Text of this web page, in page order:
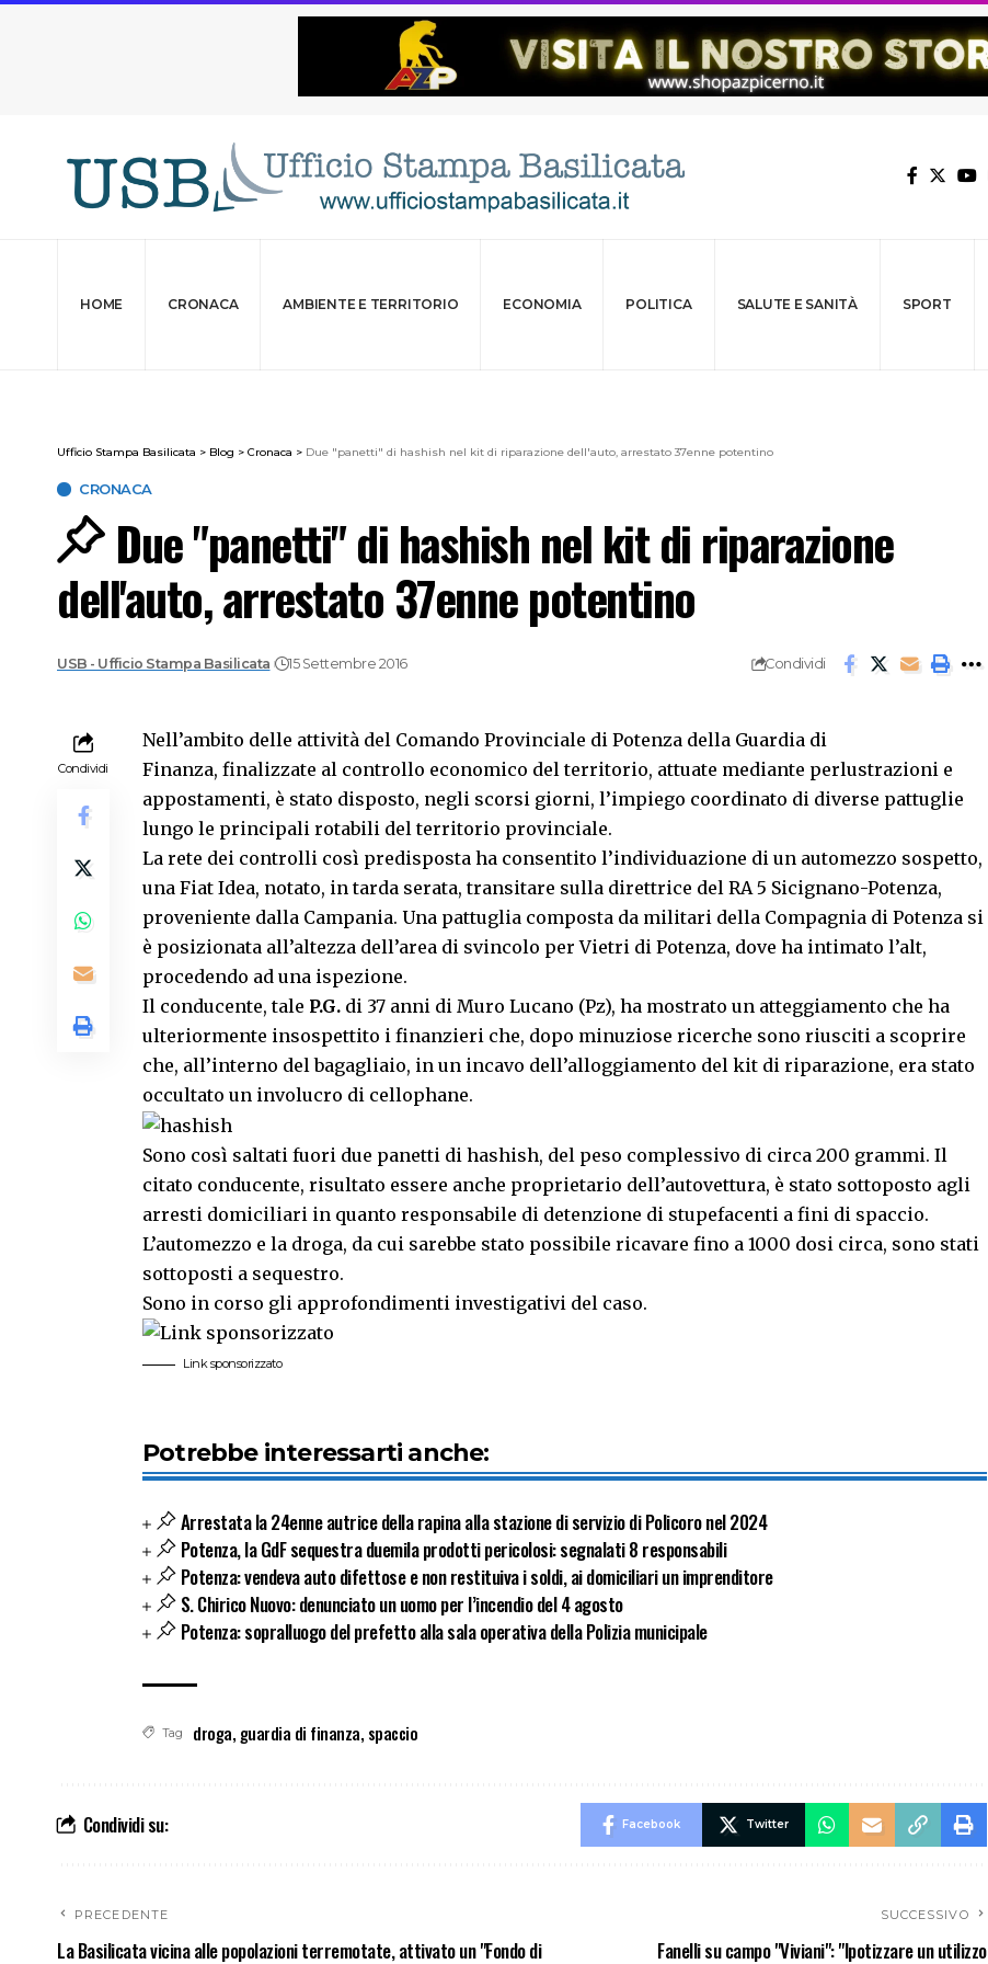
HOME CRONACA AMBIENTE E TERRITORIO ECONOMIA POLITICA SALUTE E SANITÀ SPORT
Ufficio Stampa Basilicata > Blog > Cronaca > Due "panetti" di hashish nel kit di riparazione dell'auto, arrestato 37enne potentino
CRONACA
Due "panetti" di hashish nel kit di riparazione
dell'auto, arrestato 37enne potentino
USB - Ufficio Stampa Basilicata 15 Settembre 2016 Condividi
Condividi
Nell’ambito delle attività del Comando Provinciale di Potenza della Guardia di
Finanza, finalizzate al controllo economico del territorio, attuate mediante perlustrazioni e
appostamenti, è stato disposto, negli scorsi giorni, l’impiego coordinato di diverse pattuglie
lungo le principali rotabili del territorio provinciale.
La rete dei controlli così predisposta ha consentito l’individuazione di un automezzo sospetto,
una Fiat Idea, notato, in tarda serata, transitare sulla direttrice del RA 5 Sicignano-Potenza,
proveniente dalla Campania. Una pattuglia composta da militari della Compagnia di Potenza si
è posizionata all’altezza dell’area di svincolo per Vietri di Potenza, dove ha intimato l’alt,
procedendo ad una ispezione.
Il conducente, tale P.G. di 37 anni di Muro Lucano (Pz), ha mostrato un atteggiamento che ha
ulteriormente insospettito i finanzieri che, dopo minuziose ricerche sono riusciti a scoprire
che, all’interno del bagagliaio, in un incavo dell’alloggiamento del kit di riparazione, era stato
occultato un involucro di cellophane.
Sono così saltati fuori due panetti di hashish, del peso complessivo di circa 200 grammi. Il
citato conducente, risultato essere anche proprietario dell’autovettura, è stato sottoposto agli
arresti domiciliari in quanto responsabile di detenzione di stupefacenti a fini di spaccio.
L’automezzo e la droga, da cui sarebbe stato possibile ricavare fino a 1000 dosi circa, sono stati
sottoposti a sequestro.
Sono in corso gli approfondimenti investigativi del caso.
Link sponsorizzato
Potrebbe interessarti anche:
Arrestata la 24enne autrice della rapina alla stazione di servizio di Policoro nel 2024
Potenza, la GdF sequestra duemila prodotti pericolosi: segnalati 8 responsabili
Potenza: vendeva auto difettose e non restituiva i soldi, ai domiciliari un imprenditore
S. Chirico Nuovo: denunciato un uomo per l’incendio del 4 agosto
Potenza: sopralluogo del prefetto alla sala operativa della Polizia municipale
Tag droga, guardia di finanza, spaccio
Condividi su: Facebook Twitter
PRECEDENTE
La Basilicata vicina alle popolazioni terremotate, attivato un "Fondo di
SUCCESSIVO
Fanelli su campo "Viviani": "Ipotizzare un utilizzo